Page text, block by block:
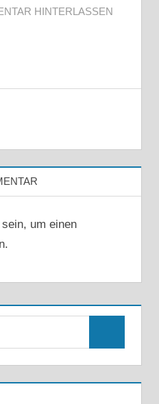
HINTERLASSEN
um einen